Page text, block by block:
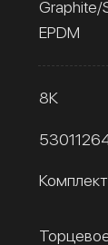
Graphite/
EPDM
8К
Комплект